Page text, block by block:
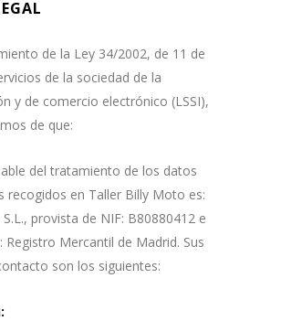
de la Ley 34/2002, de 11 de
de la sociedad de la
y de comercio electrónico (LSSI),
de que:
del tratamiento de los datos
recogidos en Taller Billy Moto es:
provista de NIF: B80880412 e
Registro Mercantil de Madrid. Sus
son los siguientes: